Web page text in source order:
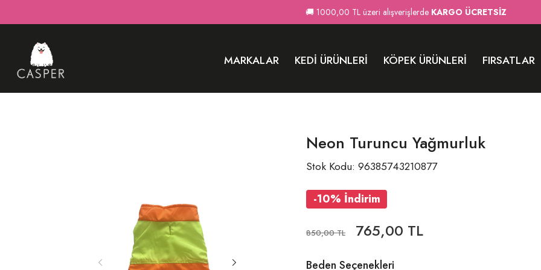
🚚 1000,00 TL üzeri alışverişlerde KARGO ÜCRETSİZ
MARKALAR KEDI ÜRÜNLERI KÖPEK ÜRÜNLERI FIRSATLAR
Neon Turuncu Yağmurluk
Stok Kodu: 96385743210877
-10% İndirim
850,00 TL 765,00 TL
Beden Seçenekleri